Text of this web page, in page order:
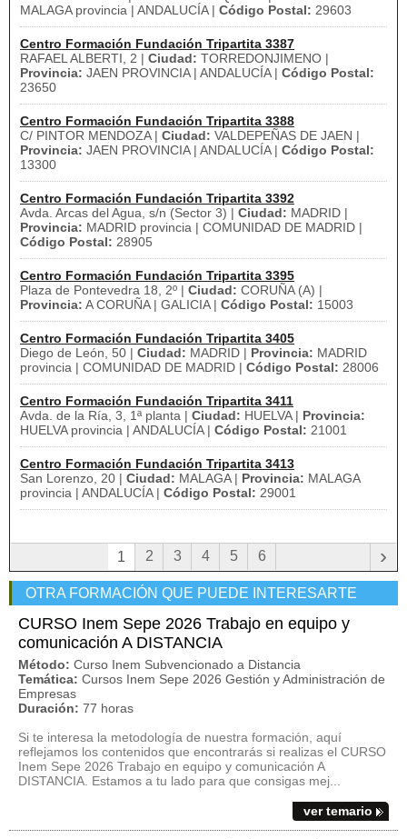
MALAGA provincia | ANDALUCÍA | Código Postal: 29603
Centro Formación Fundación Tripartita 3387
RAFAEL ALBERTI, 2 | Ciudad: TORREDONJIMENO |
Provincia: JAEN PROVINCIA | ANDALUCÍA | Código Postal:
23650
Centro Formación Fundación Tripartita 3388
C/ PINTOR MENDOZA | Ciudad: VALDEPEÑAS DE JAEN |
Provincia: JAEN PROVINCIA | ANDALUCÍA | Código Postal:
13300
Centro Formación Fundación Tripartita 3392
Avda. Arcas del Agua, s/n (Sector 3) | Ciudad: MADRID |
Provincia: MADRID provincia | COMUNIDAD DE MADRID |
Código Postal: 28905
Centro Formación Fundación Tripartita 3395
Plaza de Pontevedra 18, 2º | Ciudad: CORUÑA (A) |
Provincia: A CORUÑA | GALICIA | Código Postal: 15003
Centro Formación Fundación Tripartita 3405
Diego de León, 50 | Ciudad: MADRID | Provincia: MADRID
provincia | COMUNIDAD DE MADRID | Código Postal: 28006
Centro Formación Fundación Tripartita 3411
Avda. de la Ría, 3, 1ª planta | Ciudad: HUELVA | Provincia:
HUELVA provincia | ANDALUCÍA | Código Postal: 21001
Centro Formación Fundación Tripartita 3413
San Lorenzo, 20 | Ciudad: MALAGA | Provincia: MALAGA
provincia | ANDALUCÍA | Código Postal: 29001
1 2 3 4 5 6 ›
OTRA FORMACIÓN QUE PUEDE INTERESARTE
CURSO Inem Sepe 2026 Trabajo en equipo y
comunicación A DISTANCIA
Método: Curso Inem Subvencionado a Distancia
Temática: Cursos Inem Sepe 2026 Gestión y Administración de
Empresas
Duración: 77 horas
Si te interesa la metodología de nuestra formación, aquí
reflejamos los contenidos que encontrarás si realizas el CURSO
Inem Sepe 2026 Trabajo en equipo y comunicación A
DISTANCIA. Estamos a tu lado para que consigas mej...
ver temario